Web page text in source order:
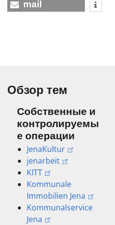
mail
Обзор тем
Собственные и
контролируемы
е операции
JenaKultur
jenarbeit
KITT
Kommunale
Immobilien Jena
Kommunalservice
Jena